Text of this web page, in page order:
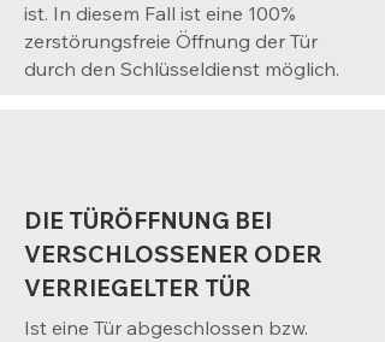
ist. In diesem Fall ist eine 100%
zerstörungsfreie Öffnung der Tür
durch den Schlüsseldienst möglich.
DIE TÜRÖFFNUNG BEI
VERSCHLOSSENER ODER
VERRIEGELTER TÜR
Ist eine Tür abgeschlossen bzw.